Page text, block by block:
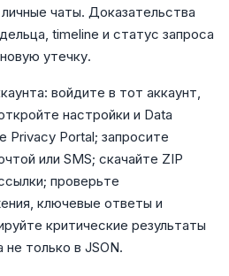
чаты. Доказательства
timeline и статус запроса
утечку.
войдите в тот аккаунт,
настройки и Data
Privacy Portal; запросите
или SMS; скачайте ZIP
проверьте
ключевые ответы и
критические результаты
только в JSON.